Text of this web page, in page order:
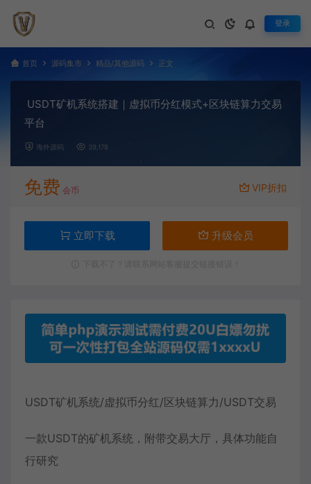
登录
首页 源码集市 精品/其他源码 正文
USDT矿机系统搭建｜虚拟币分红模式+区块链算力交易
平台
海外源码 39,178
免费 会币 VIP折扣
立即下载 升级会员
USDT矿机系统/虚拟币分红/区块链算力/USDT交易
一款USDT的矿机系统，附带交易大厅，具体功能自
行研究